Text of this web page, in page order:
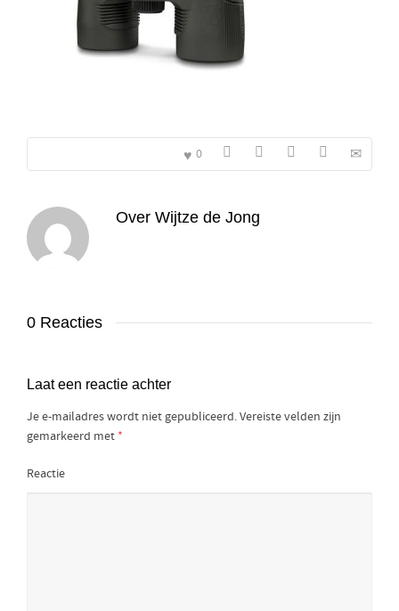
0
Over Wijtze de Jong
0 Reacties
Laat een reactie achter
Je e-mailadres wordt niet gepubliceerd.Vereiste velden zijn
gemarkeerd met *
Reactie